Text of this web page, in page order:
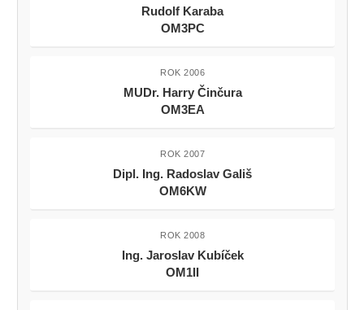
Rudolf Karaba
OM3PC
ROK 2006
MUDr. Harry Činčura
OM3EA
ROK 2007
Dipl. Ing. Radoslav Gališ
OM6KW
ROK 2008
Ing. Jaroslav Kubíček
OM1II